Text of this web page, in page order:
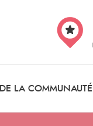
LA COMMUNAUTÉ